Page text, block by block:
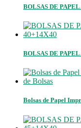
BOLSAS DE
BOLSAS DE
Bolsas de Papel